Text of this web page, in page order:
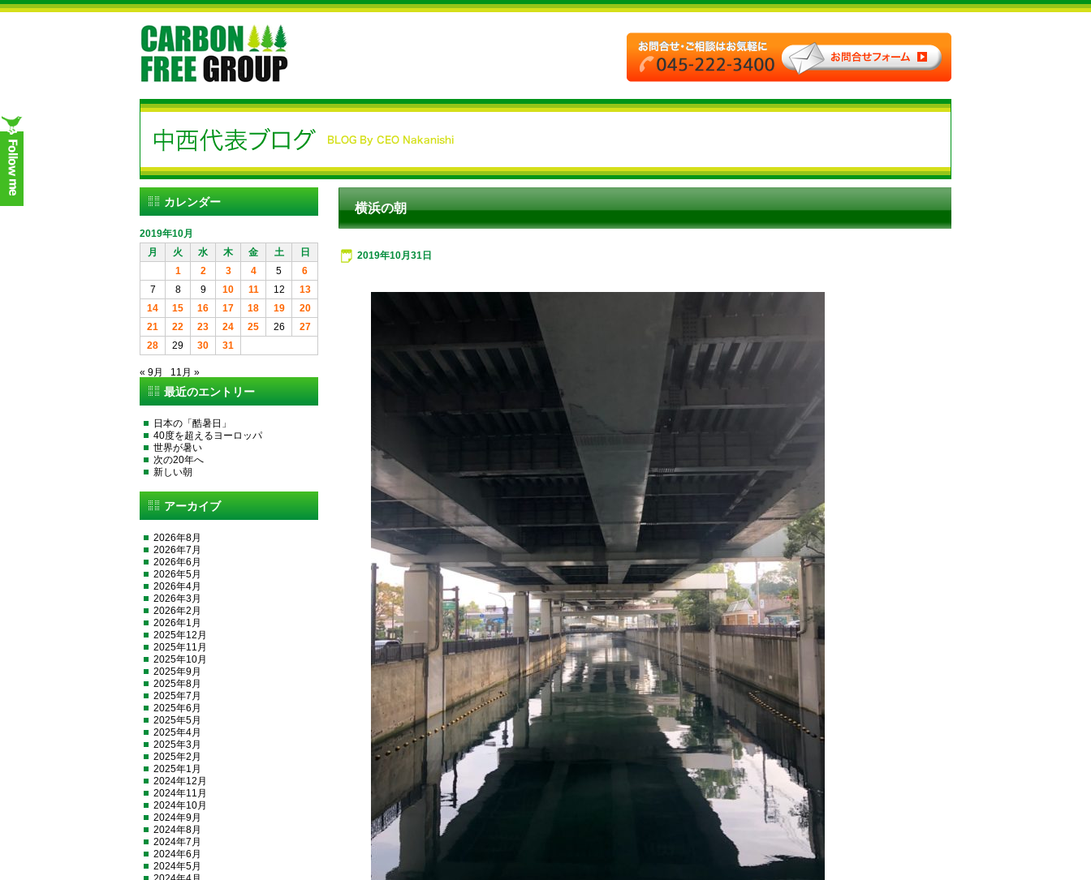
横浜の朝
2019年10月31日
カレンダー
2019年10月
月
火 水 木 金 土
日
1
2 3 4 5
6
7
8 9 10 11 12
13
14
15 16 17 18 19
20
21
22 23 24 25 26
27
28
29 30 31
« 9月 11月 »
最近のエントリー
日本の「酷暑日」
40度を超えるヨーロッパ
世界が暑い
次の20年へ
新しい朝
アーカイブ
2026年8月
2026年7月
2026年6月
2026年5月
2026年4月
2026年3月
2026年2月
2026年1月
2025年12月
2025年11月
2025年10月
2025年9月
2025年8月
2025年7月
2025年6月
2025年5月
2025年4月
2025年3月
2025年2月
2025年1月
2024年12月
2024年11月
2024年10月
2024年9月
2024年8月
2024年7月
2024年6月
2024年5月